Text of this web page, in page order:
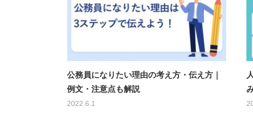
公務員になりたい理由の考え方・伝え方｜
例文・注意点も解説
2022.6.1